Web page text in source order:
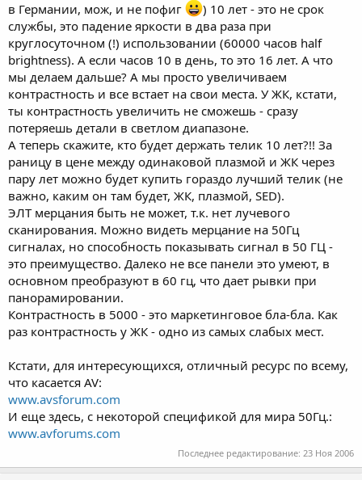
в Германии, мож, и не пофиг
) 10 лет - это не срок
службы, это падение яркости в два раза при
круглосуточном (!) использовании (60000 часов half
brightness). А если часов 10 в день, то это 16 лет. А что
мы делаем дальше? А мы просто увеличиваем
контрастность и все встает на свои места. У ЖК, кстати,
ты контрастность увеличить не сможешь - сразу
потеряешь детали в светлом диапазоне.
А теперь скажите, кто будет держать телик 10 лет?!! За
раницу в цене между одинаковой плазмой и ЖК через
пару лет можно будет купить гораздо лучший телик (не
важно, каким он там будет, ЖК, плазмой, SED).
ЭЛТ мерцания быть не может, т.к. нет лучевого
сканирования. Можно видеть мерцание на 50Гц
сигналах, но способность показывать сигнал в 50 ГЦ -
это преимущество. Далеко не все панели это умеют, в
основном преобразуют в 60 гц, что дает рывки при
панорамировании.
Контрастность в 5000 - это маркетинговое бла-бла. Как
раз контрастность у ЖК - одно из самых слабых мест.
Кстати, для интересующихся, отличный ресурс по всему,
что касается AV:
www.avsforum.com
И еще здесь, с некоторой спецификой для мира 50Гц.:
www.avforums.com
Последнее редактирование: 23 Ноя 2006